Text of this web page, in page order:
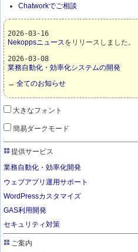
Chatworkでご相談
2026-03-16
Nekoppsニュースをリリースしました。
2026-03-08
業務自動化・効率化システムの開発
→ 全てのお知らせ
大きなフォント
簡易ダークモード
提供サービス
業務自動化・効率化開発
ウェブアプリ運用サポート
WordPressカスタマイズ
GAS利用開発
セキュリティ対策
ご案内